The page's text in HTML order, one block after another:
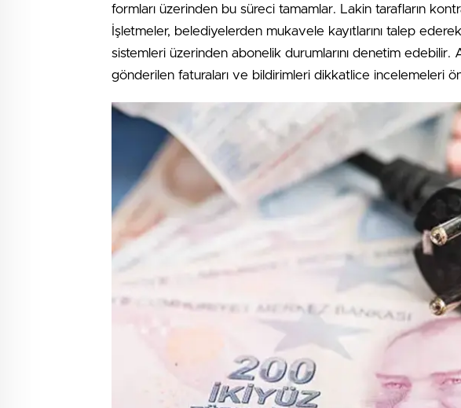
formları üzerinden bu süreci tamamlar. Lakin tarafların
İşletmeler, belediyelerden mukavele kayıtlarını talep
sistemleri üzerinden abonelik durumlarını denetim edebilir.
gönderilen faturaları ve bildirimleri dikkatlice incelemeleri